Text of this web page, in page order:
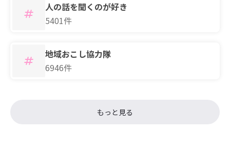
人の話を聞くのが好き
5401件
地域おこし協力隊
6946件
もっと見る